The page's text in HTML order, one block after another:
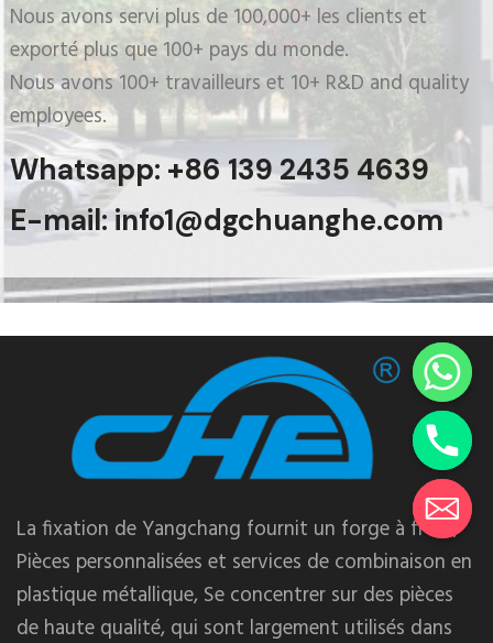
Nous avons servi plus de 100,000+ les clients et
exporté plus que 100+ pays du monde.
Nous avons 100+ travailleurs et 10+ R&D and quality
employees.
Whatsapp: +86 139 2435 4639
E-mail: info1@dgchuanghe.com
La fixation de Yangchang fournit un forge à froid,
Pièces personnalisées et services de combinaison en
plastique métallique, Se concentrer sur des pièces
de haute qualité, qui sont largement utilisés dans